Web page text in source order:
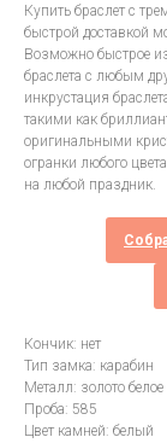
Купить браслет с
быстрой доставкой
Возможно быстрое
браслета с любым
инкрустация
такими как
оригинальными
огранки любого
на любой праздник.
Кончик: нет
Тип замка: карабин
Металл: золото белое
Проба: 585
Цвет камней: белый